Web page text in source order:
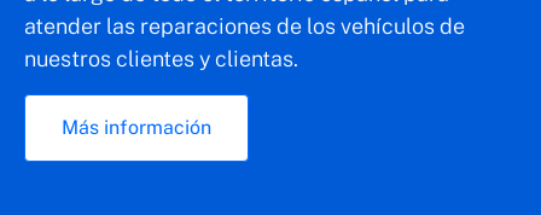
atender las reparaciones de los vehículos de
nuestros clientes y clientas.
Más información